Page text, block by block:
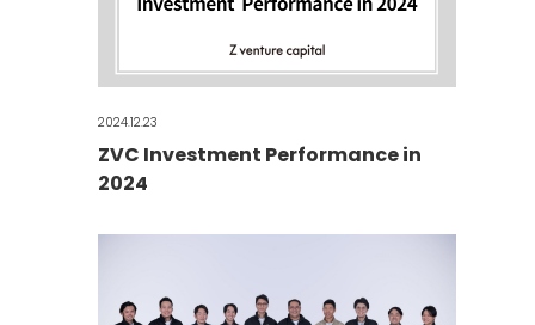
2024.12.23
ZVC Investment Performance in
2024